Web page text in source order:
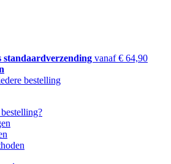
vanaf € 64,90
bestelling